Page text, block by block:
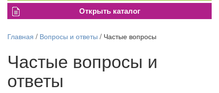
Главная / Вопросы и ответы / Частые вопросы
Частые вопросы и
ответы